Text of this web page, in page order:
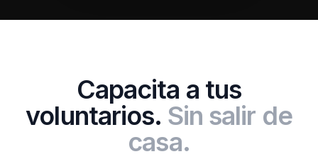
Capacita a tus
voluntarios. Sin salir de
casa.